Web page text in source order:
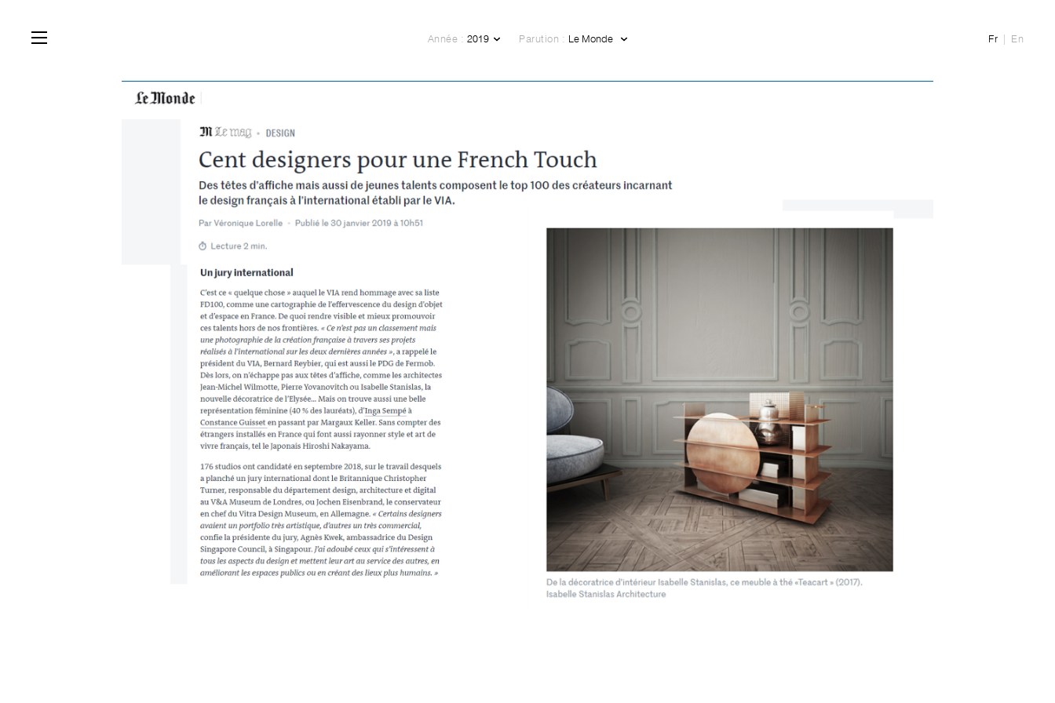
Fr En
Année : Parution :